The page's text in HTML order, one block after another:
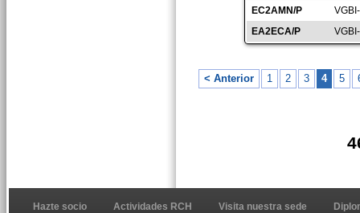
EC2AMN/P
EA2ECA/P
< Anterior 1 2 3 4 5
Hazte socio Actividades RCH Visita nuestra sede